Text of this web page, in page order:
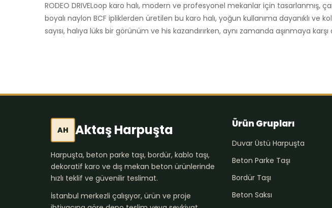
RODEO DRIVELoop karo halı, modern ve profesyonel mekanlar için tasarlanmış,
boyalı naylon BCF ipliklerden üretilen bu karo halı, yoğun kullanıma dayanıklı ve
sayısı, halıya lüks bir görünüm ve his kazandırırken, aynı zamanda aşınmaya karşı
AH Aktaş Harpuşta
Harpuşta, beton parke taşı, bordür, kablo taşı,
dekoratif karo ve dış mekan beton ürünlerinde
hızlı teklif ve güvenilir teslimat.
İstanbul merkezli çalışıyor, ürün ve proje
Ürün Grupları
Duvar Üstü Harpuşta
Beton Parke Taşı
Bordür Taşı
Beton Saksı